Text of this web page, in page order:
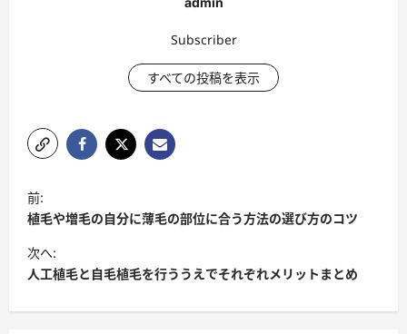
Subscriber
すべての投稿を表示
ポ
ス
ト
ナ
前:
植毛や増毛の自分に薄毛の部位に合う方法の選び方のコツ
次へ:
人工植毛と自毛植毛を行ううえでそれぞれメリットまとめ